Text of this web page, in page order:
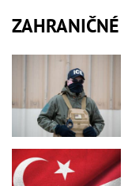
ZAHRANIČNÉ